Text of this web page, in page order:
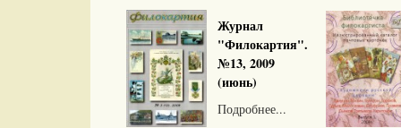
Журнал
"Филокартия".
№13, 2009
(июнь)
Подробнее...